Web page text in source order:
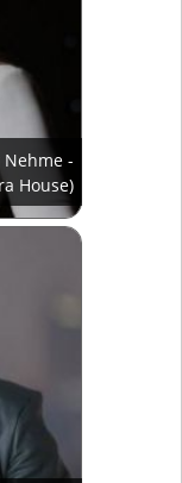
-
House)